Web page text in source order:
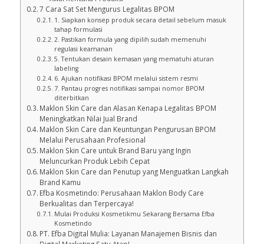
Table of Contents
Maklon Skin Care dan Pentingnya Legalitas BPOM Sejak
Awal Rencana Produksi
7 Cara Sat Set Mengurus Legalitas BPOM
1. Siapkan konsep produk secara detail sebelum masuk
tahap formulasi
2. Pastikan formula yang dipilih sudah memenuhi
regulasi keamanan
5. Tentukan desain kemasan yang mematuhi aturan
labeling
6. Ajukan notifikasi BPOM melalui sistem resmi
7. Pantau progres notifikasi sampai nomor BPOM
diterbitkan
Maklon Skin Care dan Alasan Kenapa Legalitas BPOM
Meningkatkan Nilai Jual Brand
Maklon Skin Care dan Keuntungan Pengurusan BPOM
Melalui Perusahaan Profesional
Maklon Skin Care untuk Brand Baru yang Ingin
Meluncurkan Produk Lebih Cepat
Maklon Skin Care dan Penutup yang Menguatkan Langkah
Brand Kamu
Efba Kosmetindo: Perusahaan Maklon Body Care
Berkualitas dan Terpercaya!